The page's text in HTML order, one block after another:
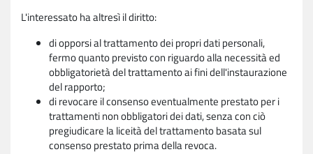
L'interessato ha altresì il diritto:
di opporsi al trattamento dei propri dati personali,
fermo quanto previsto con riguardo alla necessità ed
obbligatorietà del trattamento ai fini dell'instaurazione
del rapporto;
di revocare il consenso eventualmente prestato per i
trattamenti non obbligatori dei dati, senza con ciò
pregiudicare la liceità del trattamento basata sul
consenso prestato prima della revoca.